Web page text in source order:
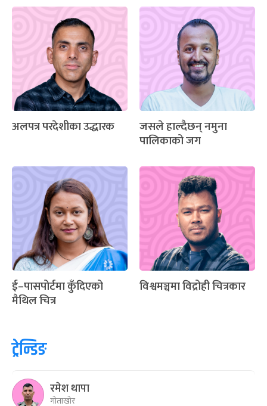
अलपत्र परदेशीका उद्धारक जसले हाल्दैछन् नमुना
पालिकाको जग
ई–पासपोर्टमा कुँदिएको
मैथिल चित्र
विश्वमञ्चमा विद्रोही चित्रकार
ट्रेन्डिङ
रमेश थापा
गोताखोर